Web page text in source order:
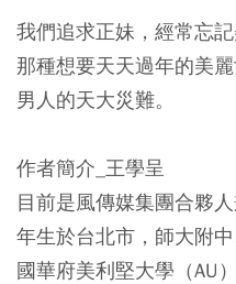
我們追求正妹，經常忘
那種想要天天過年的美
男人的天大災難。
作者簡介_王學呈
目前是風傳媒集團合夥
年生於台北市，師大附
國華府美利堅大學（AU